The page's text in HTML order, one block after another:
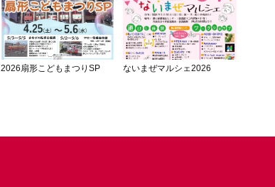
2026扇形こどもまつりSP ないまぜマルシェ2026